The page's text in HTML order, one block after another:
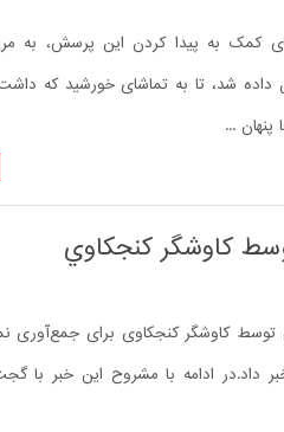
کمک به پیدا کردن این پرسش، به
شد فرمان داده شد، تا به تماشای خورشید که
کاوشگر کنجکاوي
کاوشگر کنجکاوی برای جمع‌آوری
داد.در ادامه با مشروح این خبر با